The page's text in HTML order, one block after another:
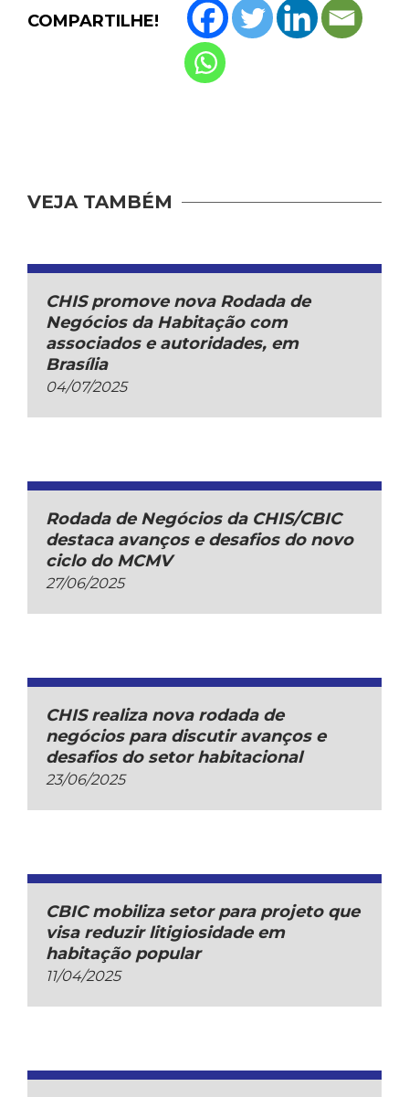
COMPARTILHE!
VEJA TAMBÉM
CHIS promove nova Rodada de
Negócios da Habitação com
associados e autoridades, em
Brasília
04/07/2025
Rodada de Negócios da CHIS/CBIC
destaca avanços e desafios do novo
ciclo do MCMV
27/06/2025
CHIS realiza nova rodada de
negócios para discutir avanços e
desafios do setor habitacional
23/06/2025
CBIC mobiliza setor para projeto que
visa reduzir litigiosidade em
habitação popular
11/04/2025